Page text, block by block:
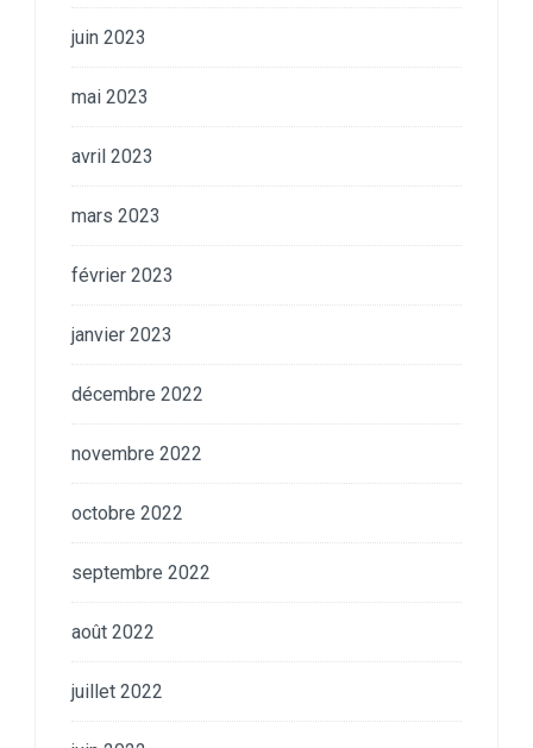
juin 2023
mai 2023
avril 2023
mars 2023
février 2023
janvier 2023
décembre 2022
novembre 2022
octobre 2022
septembre 2022
août 2022
juillet 2022